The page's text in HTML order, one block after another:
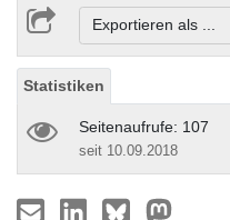
Exportieren als ...
Statistiken
Seitenaufrufe: 107
seit 10.09.2018